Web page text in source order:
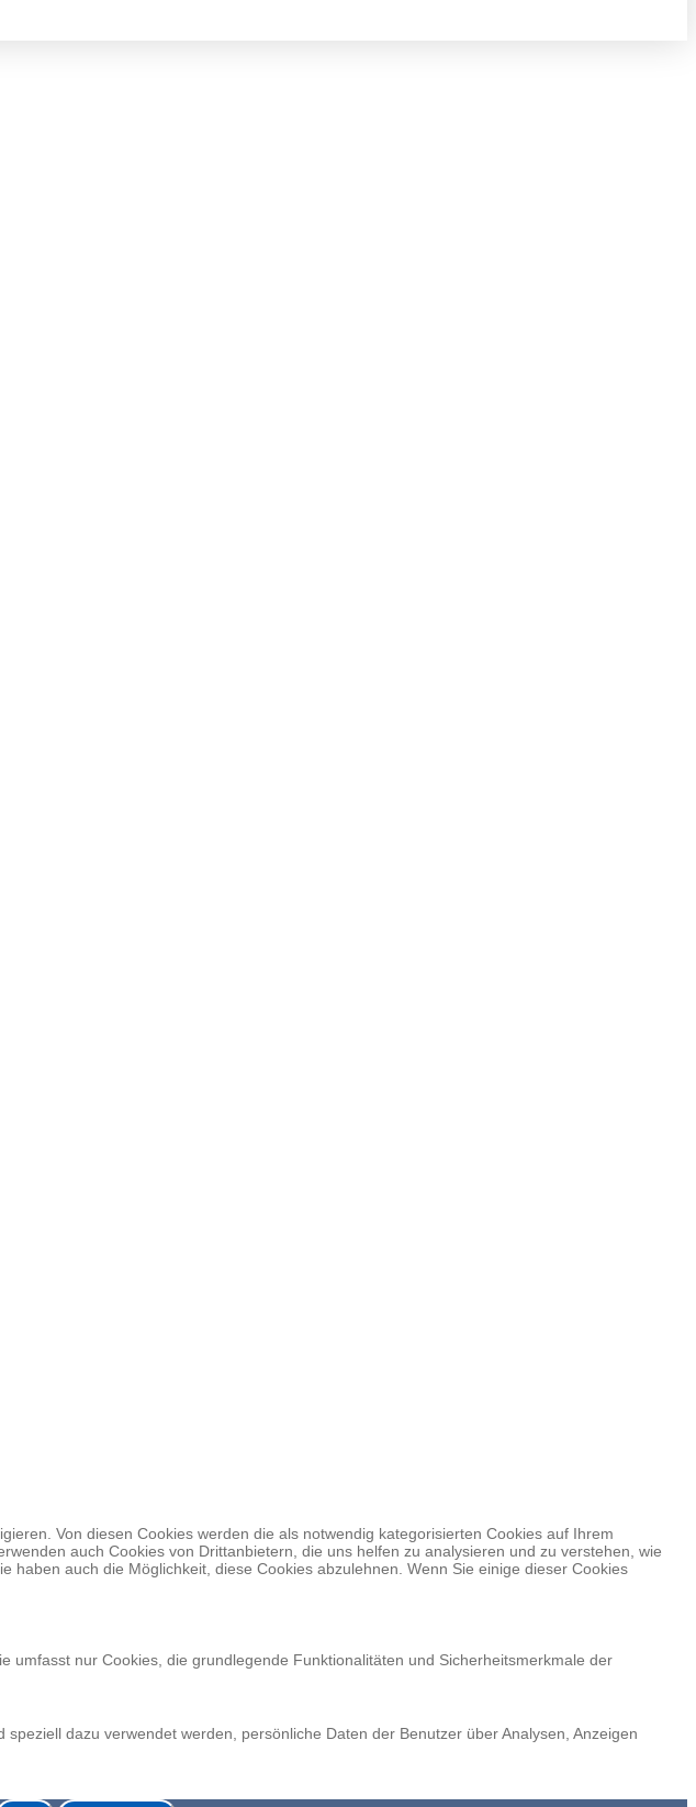
Von diesen Cookies werden die als notwendig kategorisierten Cookies auf Ihrem
auch Cookies von Drittanbietern, die uns helfen zu analysieren und zu verstehen, wie
auch die Möglichkeit, diese Cookies abzulehnen. Wenn Sie einige dieser Cookies
nur Cookies, die grundlegende Funktionalitäten und Sicherheitsmerkmale der
dazu verwendet werden, persönliche Daten der Benutzer über Analysen, Anzeigen